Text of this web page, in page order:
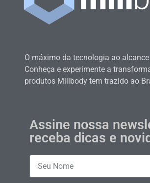
O máximo da tecnologia ao
Conheça e experimente a
produtos Millbody tem trazido ao
Assine nossa
receba dicas e